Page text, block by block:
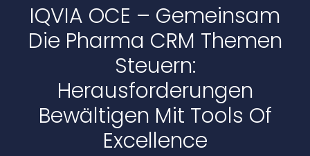
IQVIA OCE – Gemeinsam
Die Pharma CRM Themen
Steuern:
Herausforderungen
Bewältigen Mit Tools Of
Excellence